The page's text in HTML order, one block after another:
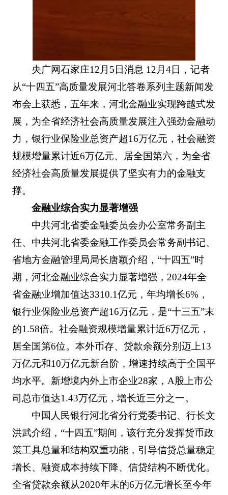
央广网石家庄12月5日消息 12月4日，记者
从“十四五”高质量发展河北答卷系列主题新闻发
布会上获悉，五年来，河北金融业实现跨越式发
展，为全省经济社会高质量发展注入强劲金融动
力，银行业保险业总资产超16万亿元，社会融资
规模增量累计近6万亿元、居全国第六，为全省
经济社会高质量发展提供了坚实有力的金融支
撑。
金融业综合实力显著增强
中共河北省委金融委员会办公室常务副主
任、中共河北省委金融工作委员会常务副书记、
省地方金融管理局局长唐颖介绍，“十四五”时
期，河北金融业综合实力显著增强，2024年全
省金融业增加值达3310.1亿元，年均增长6%，
银行业保险业总资产超16万亿元，是“十三五”末
的1.58倍。社会融资规模增量累计近6万亿元，
居全国第6位。本外币存、贷款余额分别迈上13
万亿元和10万亿元新台阶，增速持续高于全国平
均水平。新增境内外上市企业28家，A股上市公
司总市值达1.43万亿元，增长近三分之一。
中国人民银行河北省分行党委书记、行长文
洪武介绍，“十四五”期间，该行充分发挥货币政
策工具总量和结构双重功能，引导信贷总量稳定
增长、融资成本持续下降、信贷结构不断优化。
全省贷款余额从2020年末的6万亿元增长至今年